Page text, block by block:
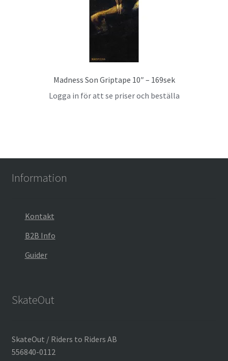
Madness Son Griptape 10″ – 169sek
Logga in för att se priser och beställa
Information
Kontakt
B2B Info
Guider
SkateOut
SkateOut / Riders to Riders AB
556840-0112